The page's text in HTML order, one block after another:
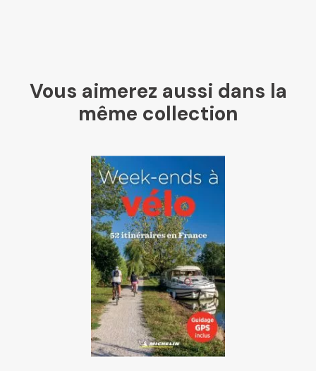
Mollat
Chapitre
Dialogue
Librairie La Procure
Vous aimerez aussi dans la
même collection